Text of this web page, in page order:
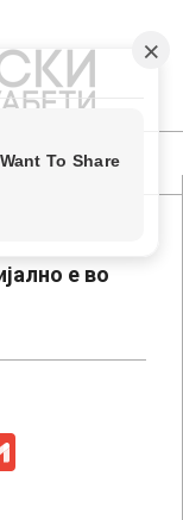
е во